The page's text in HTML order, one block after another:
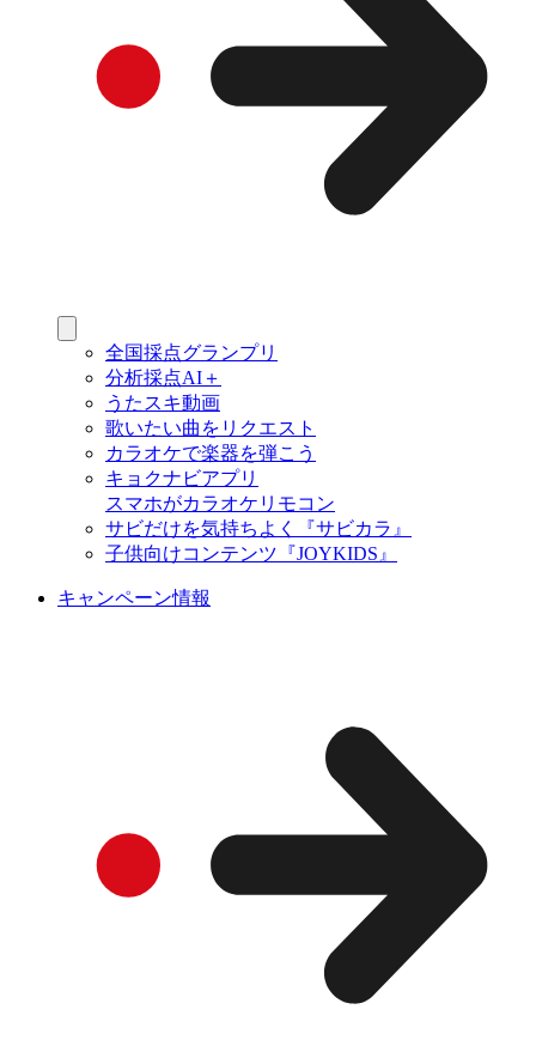
全国採点グランプリ
分析採点AI＋
うたスキ動画
歌いたい曲をリクエスト
カラオケで楽器を弾こう
キョクナビアプリ
スマホがカラオケリモコン
サビだけを気持ちよく『サビカラ』
子供向けコンテンツ『JOYKIDS』
キャンペーン情報